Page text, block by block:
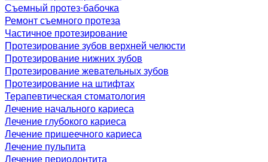
Съемный протез-бабочка
Ремонт съемного протеза
Частичное протезирование
Протезирование зубов верхней челюсти
Протезирование нижних зубов
Протезирование жевательных зубов
Протезирование на штифтах
Терапевтическая стоматология
Лечение начального кариеса
Лечение глубокого кариеса
Лечение пришеечного кариеса
Лечение пульпита